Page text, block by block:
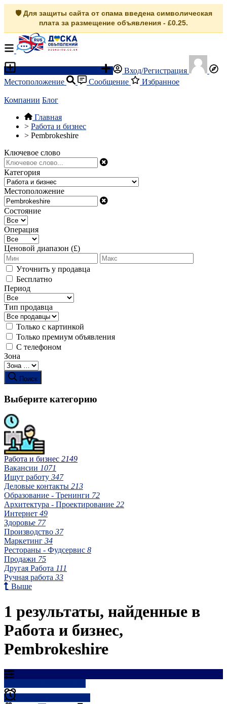
🛡️ Для защиты сайта от спама введена символическая
плата за размещение объявления - £0.25.
Вход/Регистрация
Местоположение
Сообщение Избранное
Компании Блог
Главная
> Работа и бизнес
> Pembrokeshire
Ключевое слово
Категория
Местоположение
Состояние
Операция
Ценовой диапазон (£)
Уточнить у продавца
Бесплатно
Период
Тип продавца
Только с картинкой
Только премиум объявления
С телефоном
Зона
Поиск
Выберите категорию
Работа и бизнес 2149
Вакансии 1071
Ищут работу 347
Деловые контакты 213
Образование - Тренинги 72
Архитектура - Проектирование 22
Интернет 49
Здоровье 77
Производство 37
Маркетинг 34
Рестораны - Фудсервис 8
Продажи 75
Другая Работа 111
Ручная работа 33
Выше
1 результаты, найденные в
Работа и бизнес,
Pembrokeshire